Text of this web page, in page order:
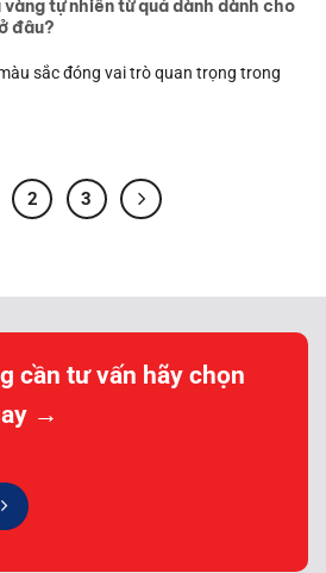
tự nhiên từ quả dành dành cho
đâu?
sắc đóng vai trò quan trọng trong
2 3
cần tư vấn hãy chọn
→